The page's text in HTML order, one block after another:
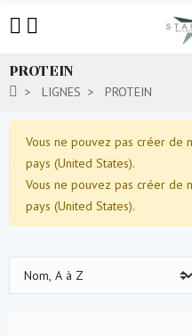
PROTEIN
LIGNES PROTEIN
Vous ne pouvez pas créer de
pays (United States).
Vous ne pouvez pas créer de
pays (United States).